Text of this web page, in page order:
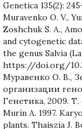
Genetica 135(2):
Muravenko O. V.,
Zoshchuk S. A.,
and cytogenetic
the genus Salvia
https://doi.org/
Муравенко О. В.,
организации
Генетика, 2009. Т.
Murín A. 1997.
plants. Thaiszia J.